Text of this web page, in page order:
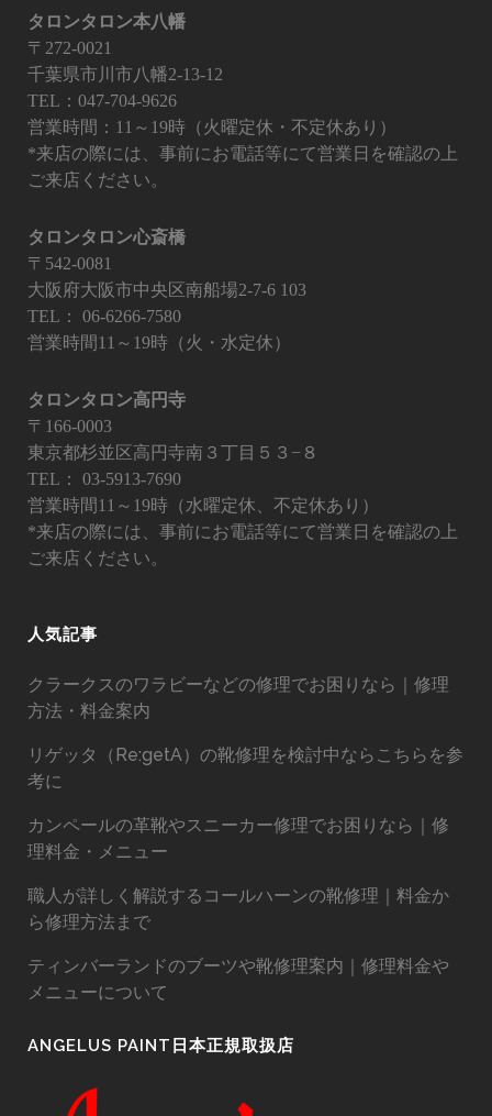
タロンタロン本八幡
〒272-0021
千葉県市川市八幡2-13-12
TEL：047-704-9626
営業時間：11～19時（火曜定休・不定休あり）
*来店の際には、事前にお電話等にて営業日を確認の上
ご来店ください。
タロンタロン心斎橋
〒542-0081
大阪府大阪市中央区南船場2-7-6 103
TEL：
06-6266-7580
営業時間11～19時（火・水定休）
タロンタロン高円寺
〒166-0003
東京都杉並区高円寺南３丁目５３−８
TEL：
03-5913-7690
営業時間11～19時（水曜定休、不定休あり）
*来店の際には、事前にお電話等にて営業日を確認の上
ご来店ください。
人気記事
クラークスのワラビーなどの修理でお困りなら｜修理
方法・料金案内
リゲッタ（Re:getA）の靴修理を検討中ならこちらを参
考に
カンペールの革靴やスニーカー修理でお困りなら｜修
理料金・メニュー
職人が詳しく解説するコールハーンの靴修理｜料金か
ら修理方法まで
ティンバーランドのブーツや靴修理案内｜修理料金や
メニューについて
ANGELUS PAINT日本正規取扱店